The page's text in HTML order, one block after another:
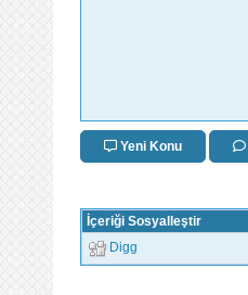
Yeni Konu
İçeriği Sosyalleştir
Digg